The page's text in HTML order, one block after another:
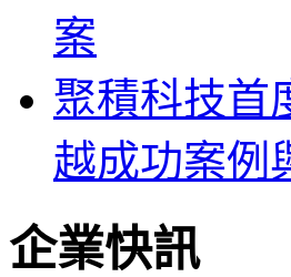
案
聚積科技首
越成功案例
企業快訊